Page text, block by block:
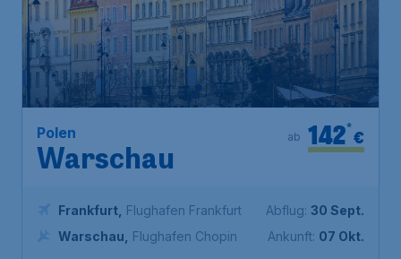
Polen
Warschau
€
142*
ab
Frankfurt Flughafen Frankfurt
Warschau
Flughafen Chopin
Abflug: 30 Sept.
Ankunft: 07 Okt.